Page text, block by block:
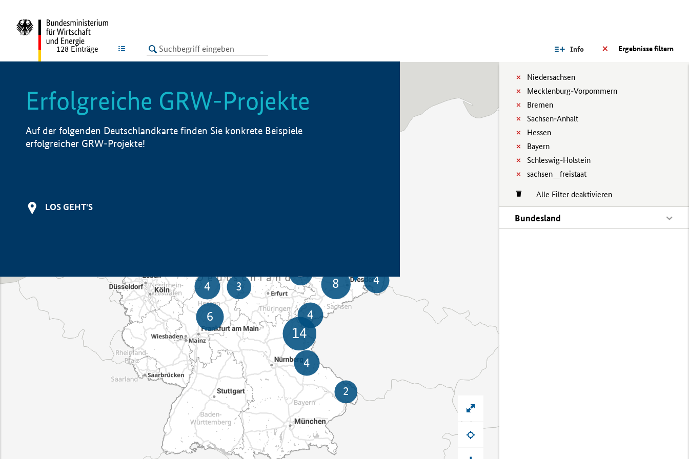
LISTE Ergebnisse filtern
Info
Niedersachsen
Mecklenburg-Vorpommern
Bremen
Sachsen-Anhalt
Hessen
Bayern
Schleswig-Holstein
sachsen__freistaat
Alle Filter deaktivieren
Bundesland
128 Einträge
Erfolgreiche GRW-Projekte
Auf der folgenden Deutschlandkarte finden Sie konkrete Beispiele
erfolgreicher GRW-Projekte!
LOS GEHT'S